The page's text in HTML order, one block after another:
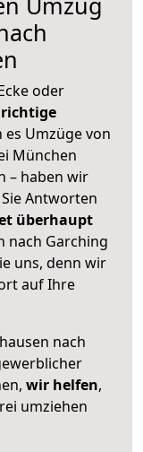
oder
richtige
es Umzüge von
München
– haben wir
Antworten
überhaupt
nach Garching
uns, denn wir
auf Ihre
nach
wir helfen,
umziehen